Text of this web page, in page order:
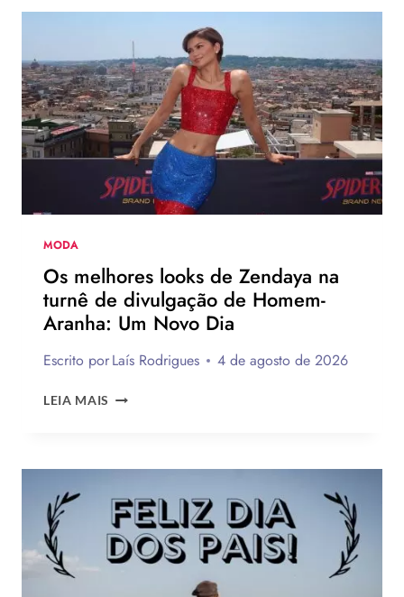
ESTRELA
CAMPANHA
DA
LEVI’S
AO
LADO
DE
JOGADOR
DA
NBA
MODA
Os melhores looks de Zendaya na
turnê de divulgação de Homem-
Aranha: Um Novo Dia
Escrito porLaís Rodrigues 4 de agosto de 2026
LEIA MAIS OS
ZENDAYA
TURNÊ
DE
DIVULGAÇÃO
DE